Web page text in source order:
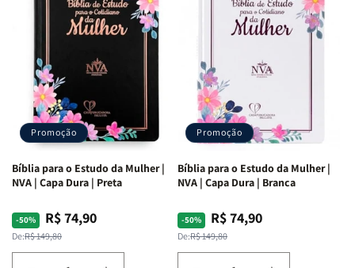
Ribeiro
Ribeiro
Promoção
Bíblia para o Estudo da Mulher |
NVA | Capa Dura | Preta
-50%
Preço
normal
De:R$ 149,80
Preço
promocional
R$ 74,90
Promoção
Bíblia para o Estudo da Mulher |
NVA | Capa Dura | Branca
-50%
Preço
normal
De:R$ 149,80
Preço
promocional
R$ 74,90